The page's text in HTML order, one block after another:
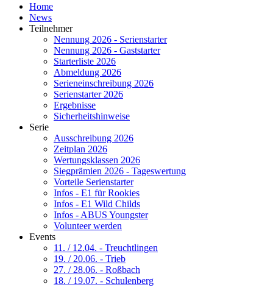
Home
News
Teilnehmer
Nennung 2026 - Serienstarter
Nennung 2026 - Gaststarter
Starterliste 2026
Abmeldung 2026
Serieneinschreibung 2026
Serienstarter 2026
Ergebnisse
Sicherheitshinweise
Serie
Ausschreibung 2026
Zeitplan 2026
Wertungsklassen 2026
Siegprämien 2026 - Tageswertung
Vorteile Serienstarter
Infos - E1 für Rookies
Infos - E1 Wild Childs
Infos - ABUS Youngster
Volunteer werden
Events
11. / 12.04. - Treuchtlingen
19. / 20.06. - Trieb
27. / 28.06. - Roßbach
18. / 19.07. - Schulenberg